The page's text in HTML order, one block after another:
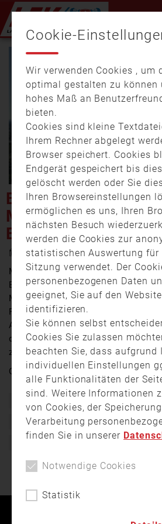
BRAND IN
MEHRERE
EURO
26. September 2023 0:00
Mehrere Hunderttausend Euro
Bilanz nach einem Brand, der am
Montagnachmittag im Bereich der
Rosenheim ausgebrochen war.
Arbeiten der Feuerwehr
der Kripo Rosenheim die
zur Brandursache. Verletzt wurde
Quelle: RFO
Feuerwehr Freiwillige Feuerwehr
Cookie-
Wir verwenden Cookies , um
optimal gestalten zu können
hohes Maß an
bieten.
Cookies sind kleine
Ihrem Rechner abgelegt
Browser speichert. Cookies
Endgerät gespeichert bis
gelöscht werden oder Sie
Ihren Browsereinstellungen
ermöglichen es uns, Ihren
nächsten Besuch
werden die Cookies zur
statistischen Auswertung für
Sitzung verwendet. Der
personenbezogenen Daten
geeignet, Sie auf den
identifizieren.
Sie können selbst
Cookies Sie zulassen
beachten Sie, dass aufgrund
individuellen Einstellungen
alle Funktionalitäten der
sind. Weitere Informationen
von Cookies, der
Verarbeitung
finden Sie in unserer
Notwendige Cookies
Statistik